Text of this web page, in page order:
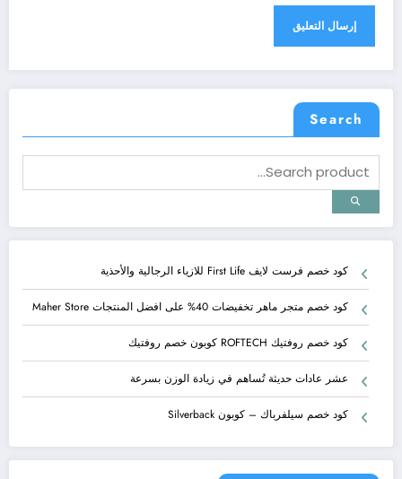
Search
كود خصم فرست لايف First Life للازياء الرجالية والأحذية
كود خصم متجر ماهر تخفيضات 40% على افضل المنتجات Maher Store
كود خصم روفتيك ROFTECH كوبون خصم روفتيك
عشر عادات حديثة تُساهم في زيادة الوزن بسرعة
كود خصم سيلفرباك – كوبون Silverback